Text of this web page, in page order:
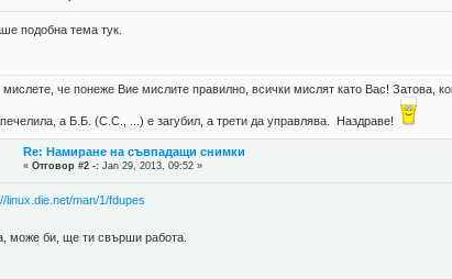
подобна тема тук.
че понеже Вие мислите правилно, всички мислят като Вас! Затова,
а Б.Б. (С.С., ...) е загубил, а трети да управлява. Наздраве!
Re: Намиране на съвпадащи снимки
«Отговор #2 -: Jan 29, 2013, 09:52 »
linux.die.net/man/1/fdupes
може би, ще ти свърши работа.